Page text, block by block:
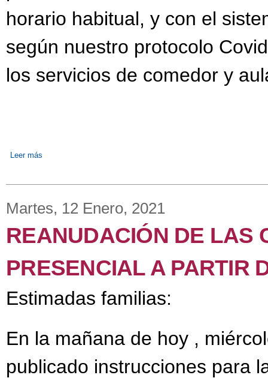
horario habitual, y con el
según nuestro protocolo
los servicios de comedor y
Leer más
Martes, 12 Enero, 2021
REANUDACIÓN DE LAS
PRESENCIAL A PARTIR
Estimadas familias:
En la mañana de hoy ,
publicado instrucciones para